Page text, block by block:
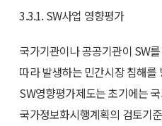
3.3.1. SW사업 영향평가
국가기관이나 공공기관이 SW
따라 발생하는 민간시장 침해를
SW영향평가제도는 초기에는
국가정보화시행계획의 검토기